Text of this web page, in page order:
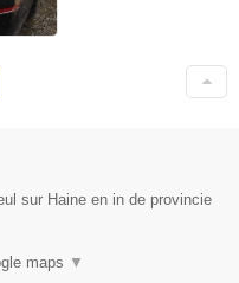
sur Haine en in de provincie
maps ▼